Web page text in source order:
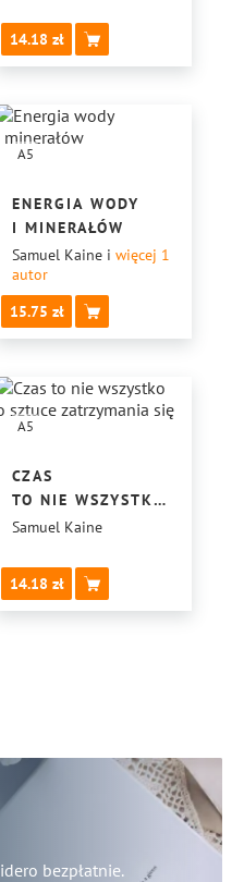
14.18
A5
ENERGIA WODY
I MINERAŁÓW
Samuel Kaine i więcej 1
autor
15.75
A5
CZAS
TO NIE WSZYSTKO
O SZTUCE
Samuel Kaine
14.18
bezpłatnie.